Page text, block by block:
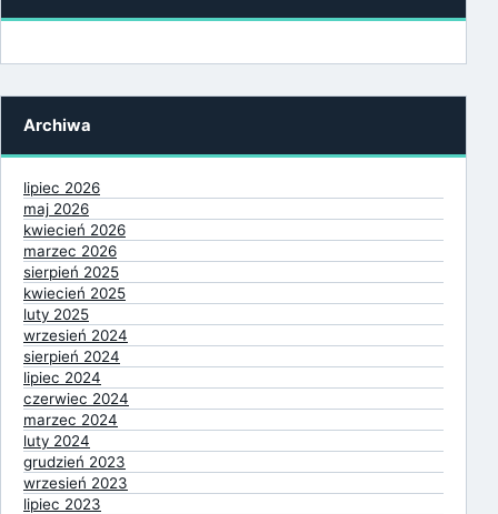
Archiwa
lipiec 2026
maj 2026
kwiecień 2026
marzec 2026
sierpień 2025
kwiecień 2025
luty 2025
wrzesień 2024
sierpień 2024
lipiec 2024
czerwiec 2024
marzec 2024
luty 2024
grudzień 2023
wrzesień 2023
lipiec 2023